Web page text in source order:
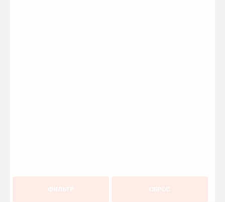
ФИЛЬТР СБРОС